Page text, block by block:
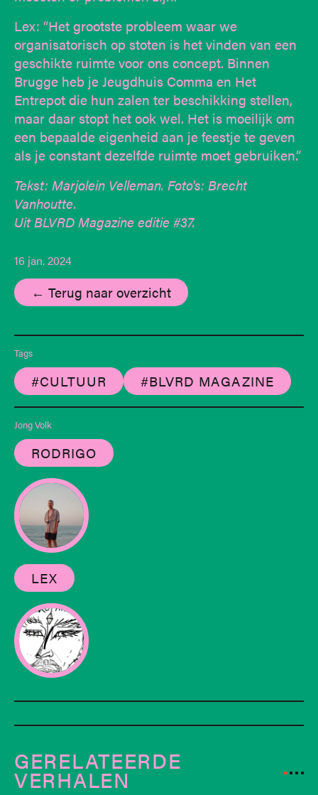
Lex: “Het grootste probleem waar we
organisatorisch op stoten is het vinden van een
geschikte ruimte voor ons concept. Binnen
Brugge heb je Jeugdhuis Comma en Het
Entrepot die hun zalen ter beschikking stellen,
maar daar stopt het ook wel. Het is moeilijk om
een bepaalde eigenheid aan je feestje te geven
als je constant dezelfde ruimte moet gebruiken.”
Tekst: Marjolein Velleman. Foto's: Brecht
Vanhoutte.
Uit BLVRD Magazine editie #37.
16 jan. 2024
← Terug naar overzicht
Tags
#CULTUUR #BLVRD MAGAZINE
Jong Volk
RODRIGO
LEX
GERELATEERDE
VERHALEN